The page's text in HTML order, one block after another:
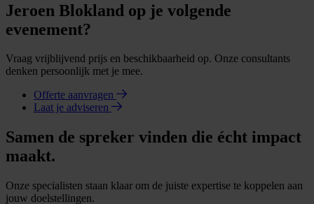
Jeroen Blokland op je volgende
evenement?
Vraag vrijblijvend prijs en beschikbaarheid op. Onze consultants
denken persoonlijk met je mee.
Offerte aanvragen
Laat je adviseren
Samen de spreker vinden die écht impact
maakt.
Onze specialisten staan klaar om de juiste expertise te koppelen aan
jouw doelstellingen.